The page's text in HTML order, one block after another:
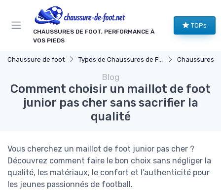
CHAUSSURES DE FOOT, PERFORMANCE À
VOS PIEDS
TOPs
Chaussure de foot Types de Chaussures de Football Chaussures de
Blog
Comment choisir un maillot de foot
junior pas cher sans sacrifier la
qualité
Vous cherchez un maillot de foot junior pas cher ?
Découvrez comment faire le bon choix sans négliger la
qualité, les matériaux, le confort et l’authenticité pour
les jeunes passionnés de football.
Panneau de gestion des cookies